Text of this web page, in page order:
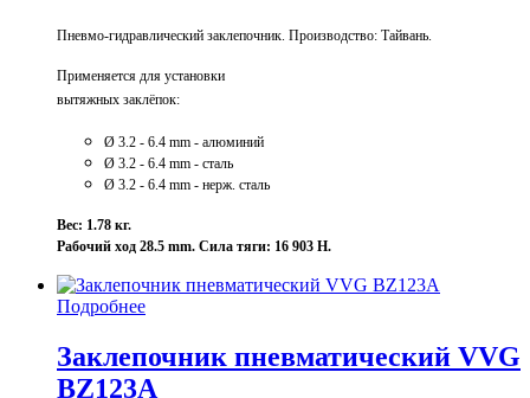
Пневмо-гидравлический заклепочник. Производство: Тайвань.
Применяется для установки
вытяжных заклёпок:
Ø 3.2 - 6.4 mm - алюминий
Ø 3.2 - 6.4 mm - сталь
Ø 3.2 - 6.4 mm - нерж. сталь
Вес: 1.78 кг.
Рабочий ход 28.5 mm. Сила тяги: 16 903 Н.
Подробнее
Заклепочник пневматический VVG
BZ123A